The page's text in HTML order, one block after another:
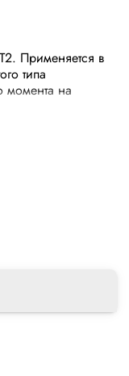
Применяется в
типа
момента на
- 9ммКорд -
за 1м. При
цельным